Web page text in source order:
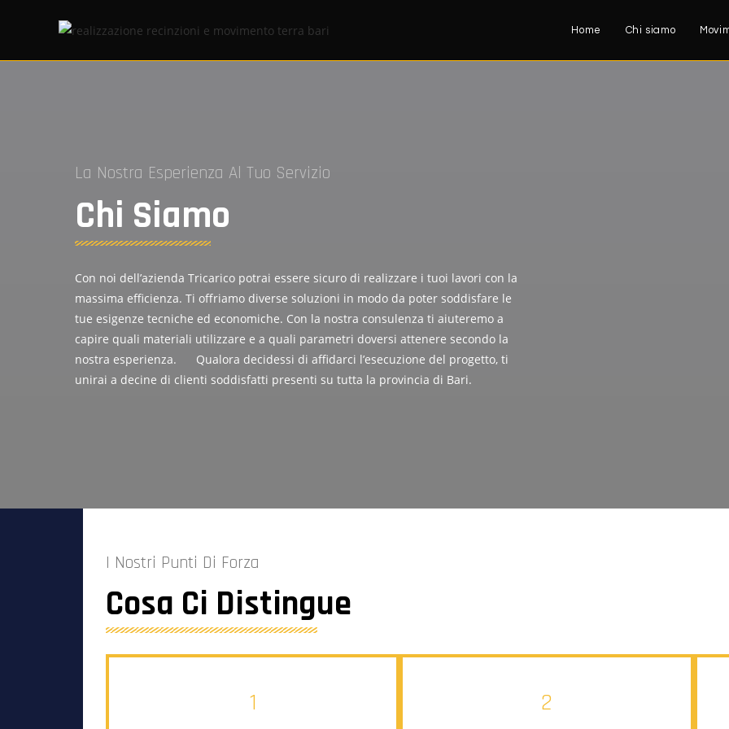
Home Chi siamo
La Nostra Esperienza Al Tuo Servizio
Chi Siamo
Con noi dell’azienda Tricarico potrai essere sicuro di realizzare i tuoi lavori con la
massima efficienza. Ti offriamo diverse soluzioni in modo da poter soddisfare le
tue esigenze tecniche ed economiche. Con la nostra consulenza ti aiuteremo a
capire quali materiali utilizzare e a quali parametri doversi attenere secondo la
nostra esperienza. Qualora decidessi di affidarci l’esecuzione del progetto, ti
unirai a decine di clienti soddisfatti presenti su tutta la provincia di Bari.
I Nostri Punti Di Forza
Cosa Ci Distingue
1 2